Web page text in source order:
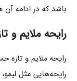
باشد که در ادامه آن
رایحه ملایم و
رایحه ملایم و تازه
رایحه‌هایی مثل